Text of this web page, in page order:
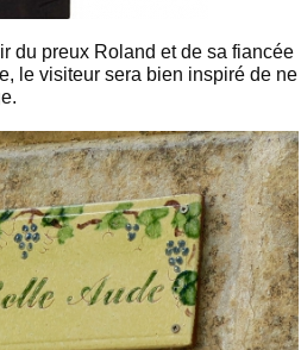
du preux Roland et de sa fiancée
le visiteur sera bien inspiré de ne